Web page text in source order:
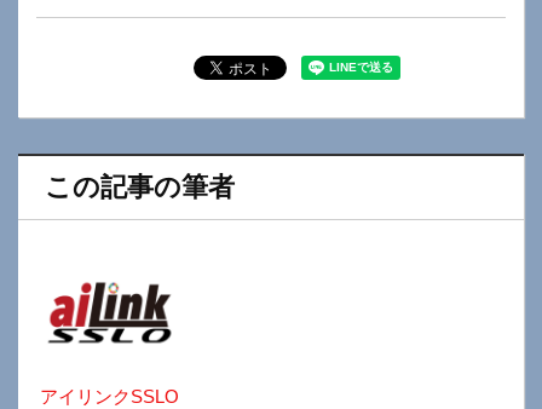
この記事の筆者
アイリンクSSLO